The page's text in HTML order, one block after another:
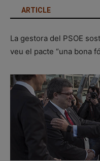
ARTICLE
La gestora del PSOE
veu el pacte “una bona